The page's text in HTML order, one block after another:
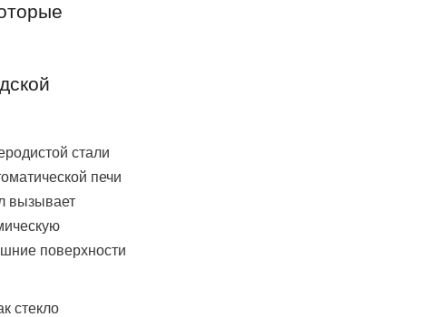
стали
печи
вызывает
поверхности
стекло